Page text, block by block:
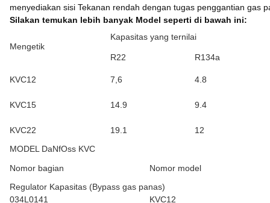
menyediakan sisi Tekanan rendah dengan tugas penggantian gas
Silakan temukan lebih banyak Model seperti di bawah ini:
Mengetik
Kapasitas yang ternilai
R22 R134a
KVC12 7,6 4.8
KVC15 14.9 9.4
KVC22 19.1
12
MODEL DaNfOss KVC
Nomor bagian
Nomor model
Regulator Kapasitas (Bypass gas panas)
034L0141
KVC12